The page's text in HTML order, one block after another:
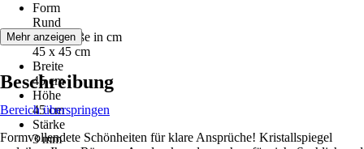
Form
Rund
Nenngröße in cm
45 x 45 cm
Breite
45 cm
Höhe
45 cm
Stärke
3 mm
Mehr anzeigen
Beschreibung
Bereich überspringen
Formvollendete Schönheiten für klare Ansprüche! Kristallspiegel